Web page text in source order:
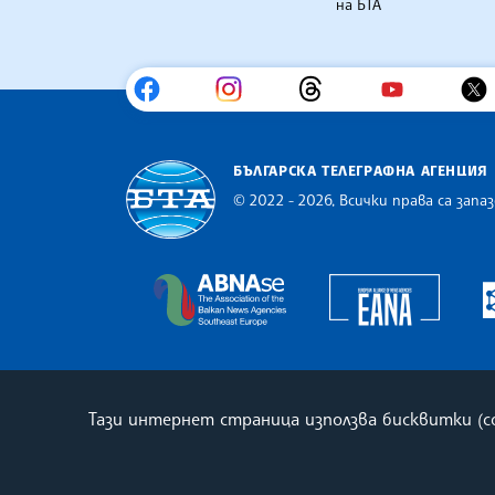
на БТА
БЪЛГАРСКА ТЕЛЕГРАФНА АГЕНЦИЯ
© 2022 - 2026, Всички права са
The Assocoation of the
Тази интернет страница използва бисквитки